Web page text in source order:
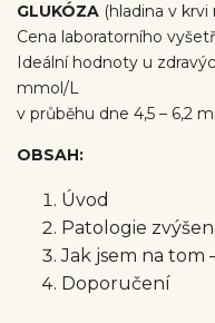
GLUKÓZA (hladina v
Cena laboratorního
Ideální hodnoty u
mmol/L
v průběhu dne 4,5 – 6,2
OBSAH:
Úvod
Patologie
Jak jsem na tom
Doporučení